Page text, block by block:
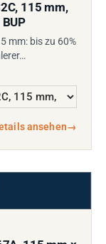
115 mm,
mm: bis zu 60%
ansehen→